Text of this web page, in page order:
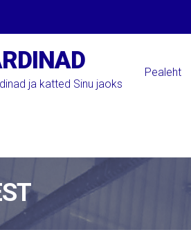
ja katted Sinu jaoks
Pealeht